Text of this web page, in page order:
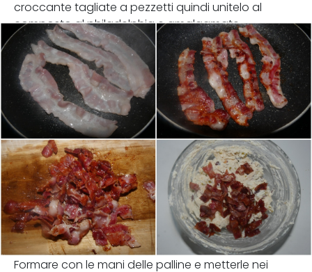
croccante tagliate a pezzetti quindi unitelo al
composto al philadelphia e amalgamate.
Formare con le mani delle palline e metterle nei